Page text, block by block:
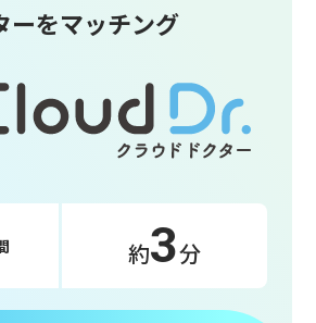
ーをマッチング
約3分